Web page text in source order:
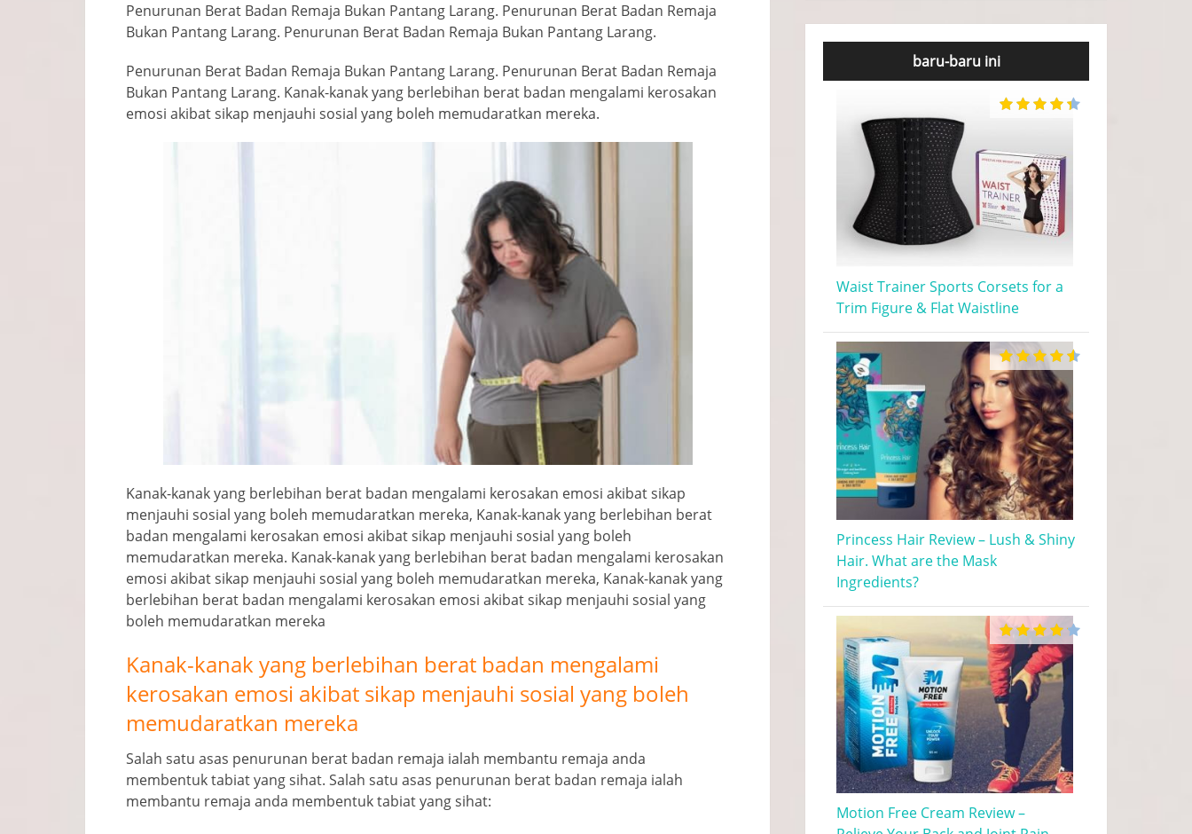
Penurunan Berat Badan Remaja Bukan Pantang Larang. Penurunan Berat Badan Remaja
Bukan Pantang Larang. Penurunan Berat Badan Remaja Bukan Pantang Larang.
Penurunan Berat Badan Remaja Bukan Pantang Larang. Penurunan Berat Badan Remaja
Bukan Pantang Larang. Kanak-kanak yang berlebihan berat badan mengalami kerosakan
emosi akibat sikap menjauhi sosial yang boleh memudaratkan mereka.
Kanak-kanak yang berlebihan berat badan mengalami kerosakan emosi akibat sikap
menjauhi sosial yang boleh memudaratkan mereka, Kanak-kanak yang berlebihan berat
badan mengalami kerosakan emosi akibat sikap menjauhi sosial yang boleh
memudaratkan mereka. Kanak-kanak yang berlebihan berat badan mengalami kerosakan
emosi akibat sikap menjauhi sosial yang boleh memudaratkan mereka, Kanak-kanak yang
berlebihan berat badan mengalami kerosakan emosi akibat sikap menjauhi sosial yang
boleh memudaratkan mereka
Kanak-kanak yang berlebihan berat badan mengalami
kerosakan emosi akibat sikap menjauhi sosial yang boleh
memudaratkan mereka
Salah satu asas penurunan berat badan remaja ialah membantu remaja anda
membentuk tabiat yang sihat. Salah satu asas penurunan berat badan remaja ialah
membantu remaja anda membentuk tabiat yang sihat:
baru-baru ini
Waist Trainer Sports Corsets for a
Trim Figure & Flat Waistline
Princess Hair Review – Lush & Shiny
Hair. What are the Mask
Ingredients?
Motion Free Cream Review –